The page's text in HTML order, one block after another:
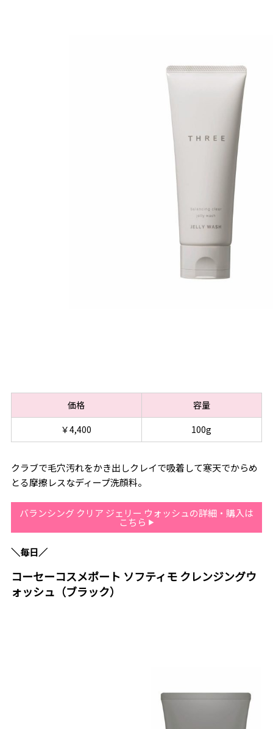
価格
容量
￥4,400
100g
クラブで毛穴汚れをかき出しクレイで吸着して寒天でからめ
とる摩擦レスなディープ洗顔料。
バランシング クリア ジェリー ウォッシュの詳細・購入は
こちら
＼毎日／
コーセーコスメポート ソフティモ クレンジングウ
ォッシュ（ブラック）